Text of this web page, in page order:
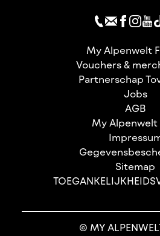
My Alpenwelt
Vouchers &
Partnerschap
Jobs
AGB
My Alpenwelt
Sitemap
© MY